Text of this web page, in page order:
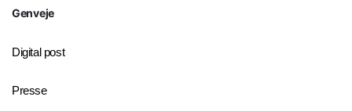
Genveje
Digital post
Presse